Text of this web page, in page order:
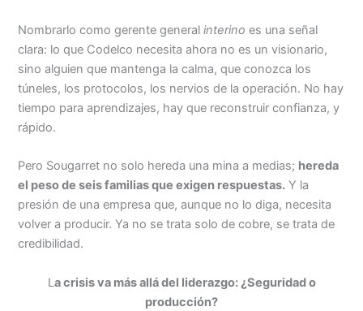
Nombrarlo como gerente generalinterino es una señal
clara: lo que Codelco necesita ahora no es un visionario,
sino alguien que mantenga la calma, que conozca los
túneles, los protocolos, los nervios de la operación. No hay
tiempo para aprendizajes, hay que reconstruir confianza, y
rápido.
Pero Sougarret no solo hereda una mina a medias; hereda
el peso de seis familias que exigen respuestas. Y la
presión de una empresa que, aunque no lo diga, necesita
volver a producir. Ya no se trata solo de cobre, se trata de
credibilidad.
La crisis va más allá del liderazgo: ¿Seguridad o
producción?